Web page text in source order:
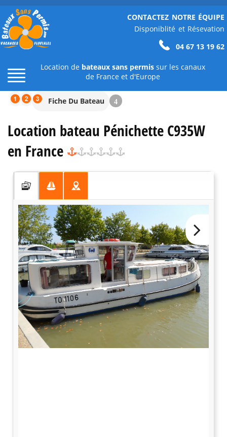
CONTACTEZ NOTRE ÉQUIPE
Disponiblité et Résevation
04 67 13 19 62
Location de bateaux sans permis sur les canaux
de France et d'Europe
Fiche Du Bateau 4
Location bateau Pénichette C935W
en France